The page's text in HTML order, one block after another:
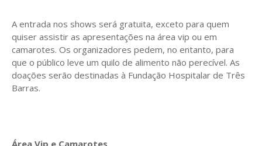
A entrada nos shows será gratuita, exceto para quem
quiser assistir as apresentações na área vip ou em
camarotes. Os organizadores pedem, no entanto, para
que o público leve um quilo de alimento não perecível. As
doações serão destinadas à Fundação Hospitalar de Três
Barras.
Área Vip e Camarotes